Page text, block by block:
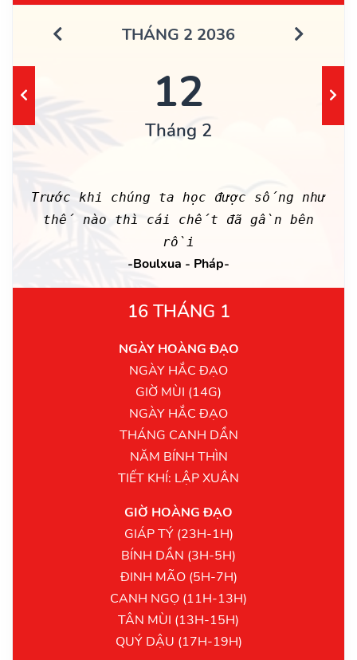
THÁNG 2 2036
12
Tháng 2
Trước khi chúng ta học được sống như
thế nào thì cái chết đã gần bên
rồi
-Boulxua - Pháp-
16 THÁNG 1
NGÀY HOÀNG ĐẠO
NGÀY HẮC ĐẠO
GIỜ MÙI (14G)
NGÀY HẮC ĐẠO
THÁNG CANH DẦN
NĂM BÍNH THÌN
TIẾT KHÍ: LẬP XUÂN
GIỜ HOÀNG ĐẠO
GIÁP TÝ (23H-1H)
BÍNH DẦN (3H-5H)
ĐINH MÃO (5H-7H)
CANH NGỌ (11H-13H)
TÂN MÙI (13H-15H)
QUÝ DẬU (17H-19H)